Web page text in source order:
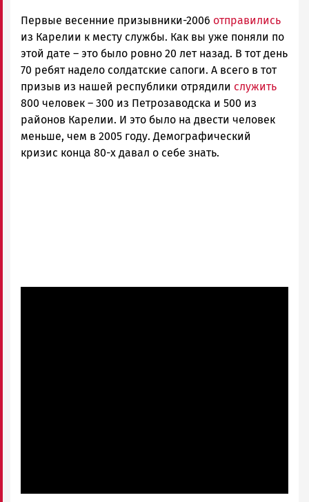
Первые весенние призывники-2006 отправились
из Карелии к месту службы. Как вы уже поняли по
этой дате – это было ровно 20 лет назад. В тот день
70 ребят надело солдатские сапоги. А всего в тот
призыв из нашей республики отрядили служить
800 человек – 300 из Петрозаводска и 500 из
районов Карелии. И это было на двести человек
меньше, чем в 2005 году. Демографический
кризис конца 80-х давал о себе знать.